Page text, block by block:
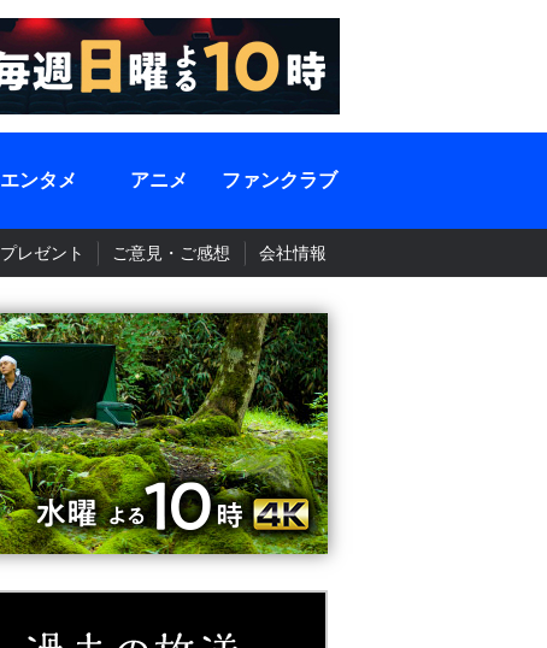
エンタメ アニメ ファンクラブ
プレゼント ご意見・ご感想 会社情報